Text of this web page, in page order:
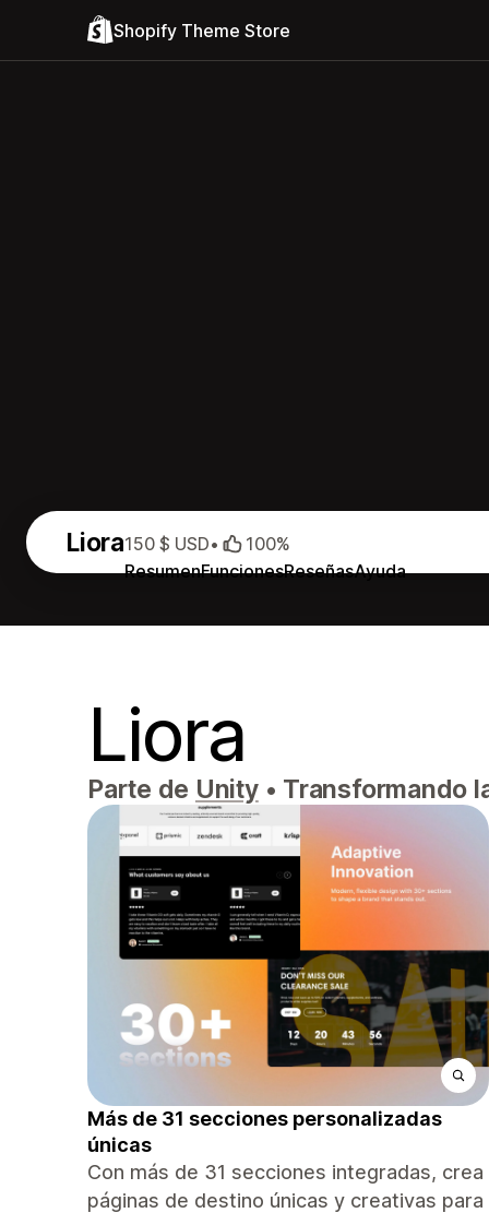
Shopify Theme Store
Liora
ResumenFuncionesReseñasAyuda
150 $ USD• 100%
Liora
Parte de Unity • Transformando
Más de 31 secciones personalizadas
únicas
Con más de 31 secciones integradas, crea
páginas de destino únicas y creativas para